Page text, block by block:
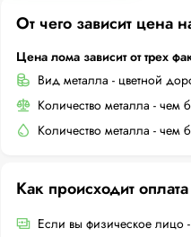
От чего зависит цена
Цена лома зависит от трех
Вид металла - цветной
Количество металла -
Количество металла -
Как происходит
Если вы физическое лицо